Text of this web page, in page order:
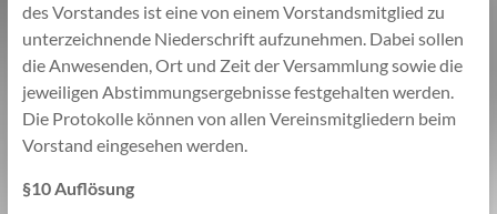
des Vorstandes ist eine von einem Vorstandsmitglied zu
unterzeichnende Niederschrift aufzunehmen. Dabei sollen
die Anwesenden, Ort und Zeit der Versammlung sowie die
jeweiligen Abstimmungsergebnisse festgehalten werden.
Die Protokolle können von allen Vereinsmitgliedern beim
Vorstand eingesehen werden.
§10 Auflösung